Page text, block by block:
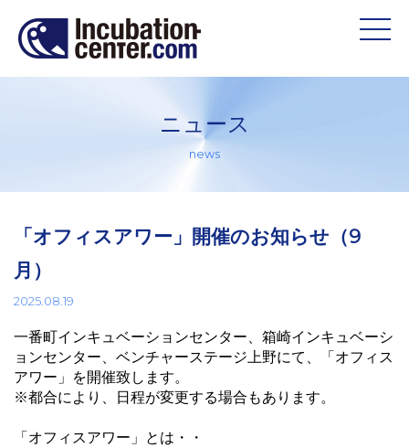
ニュース
news
「オフィスアワー」開催のお知らせ（9
月）
2025.08.19
一番町インキュベーションセンター、箱崎インキュベーシ
ョンセンター、ベンチャーステージ上野にて、「オフィス
アワー」を開催致します。
※都合により、日程が変更する場合もあります。
「オフィスアワー」とは・・